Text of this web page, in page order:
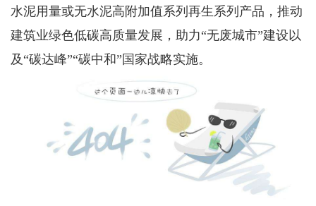
水泥用量或无水泥高附加值系列再生系列产品，推动
建筑业绿色低碳高质量发展，助力“无废城市”建设以
及“碳达峰”“碳中和”国家战略实施。